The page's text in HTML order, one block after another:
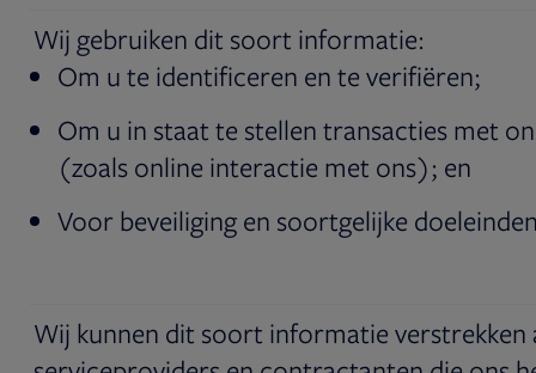
Wij gebruiken dit soort informatie:
Om u te identificeren en te verifiëren;
Om u in staat te stellen transacties met
(zoals online interactie met ons); en
Voor beveiliging en soortgelijke
Wij kunnen dit soort informatie verstrekken